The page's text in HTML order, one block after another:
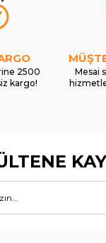
2500
kargo!
Mesai